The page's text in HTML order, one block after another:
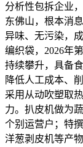
分析性包拆企业
东佛山，根本消
异味、无污染，
编织袋，2026年
持续攀升，具备
降低人工成本、
采用从动吹塑取
力。扒皮机做为
个别运营户；特
洋葱剥皮机等产